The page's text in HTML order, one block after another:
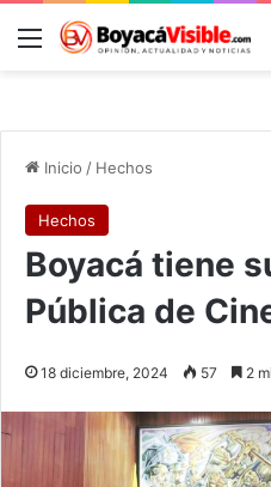
Menú
Inicio / Hechos
Hechos
Boyacá tiene
Pública de
18 diciembre, 2024 57 2